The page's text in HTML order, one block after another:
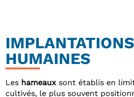
IMPLANTATIONS
HUMAINES
Les hameaux sont établis en
cultivés, le plus souvent